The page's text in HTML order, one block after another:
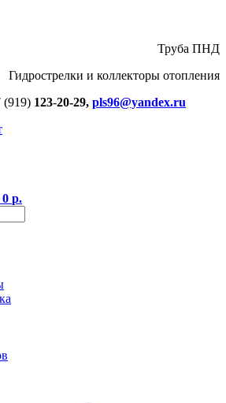
Труба ПНД
Гидрострелки и коллекторы отопления
(919) 123-20-29, pls96@yandex.ru
0 р.